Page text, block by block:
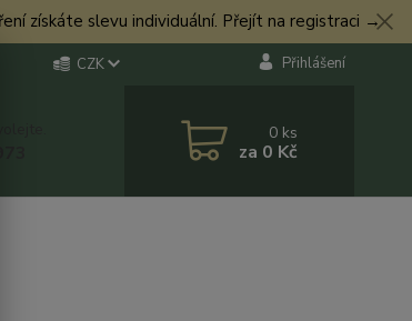
získáte slevu individuální. Přejít na registraci →
CZK Přihlášení
0 ks
za 0 Kč